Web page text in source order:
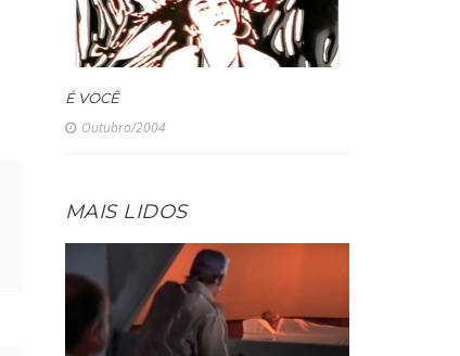
É VOCÊ
Outubro/2004
MAIS LIDOS